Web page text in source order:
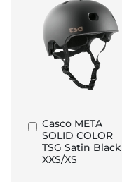
Casco META
SOLID COLOR
TSG Satin Black
XXS/XS
Aggiungi
al
Carrello